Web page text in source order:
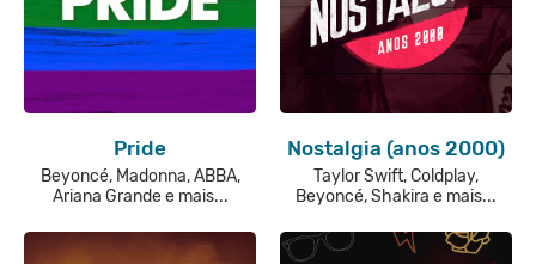
Pride
Beyoncé, Madonna, ABBA,
Ariana Grande e mais...
Nostalgia (anos 2000)
Taylor Swift, Coldplay,
Beyoncé, Shakira e mais...